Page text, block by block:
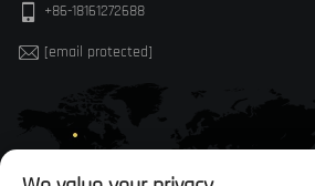
+86-18161272688
[email protected]